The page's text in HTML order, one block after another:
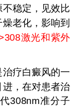
稳定，见效比
老化，影响到
308激光和紫外
疗白癜风的一
，在对患者治
308nm准分子